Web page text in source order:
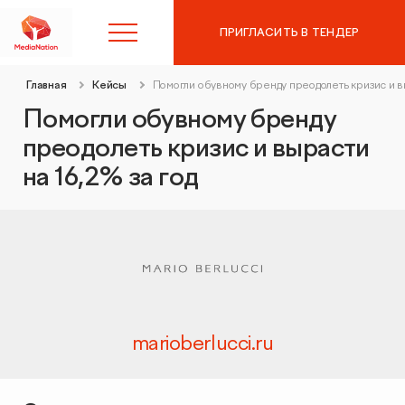
Контекстная реклама в
Яндекс.Директ
Вывод сайта из-под фильтров и санкций
Digital Marketing
8 (495) 215-10-97
ПРИГЛАСИТЬ В ТЕНДЕР
Главная Кейсы Помогли обувному бренду преодолеть кризис и
Помогли обувному бренду
преодолеть кризис и вырасти
на 16,2% за год
marioberlucci.ru